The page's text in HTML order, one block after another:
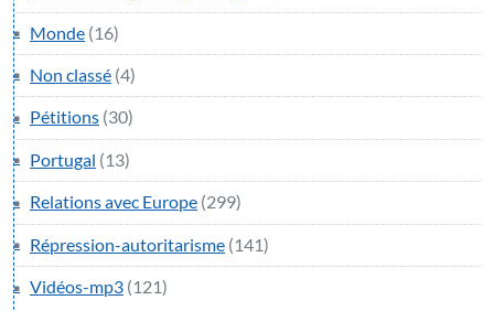
Monde (16)
Non classé (4)
Pétitions (30)
Portugal (13)
Relations avec Europe (299)
Répression-autoritarisme (141)
Vidéos-mp3 (121)